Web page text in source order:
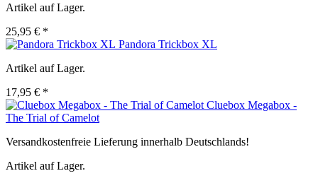
Artikel auf Lager.
25,95 € *
Pandora Trickbox XL
Artikel auf Lager.
17,95 € *
Cluebox Megabox -
The Trial of Camelot
Versandkostenfreie Lieferung innerhalb Deutschlands!
Artikel auf Lager.